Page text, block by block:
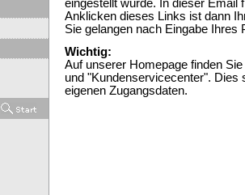
eingestellt wurde. In dieser Email
Anklicken dieses Links ist dann
Sie gelangen nach Eingabe
Wichtig:
Auf unserer Homepage finden
und "Kundenservicecenter". Dies
eigenen Zugangsdaten.